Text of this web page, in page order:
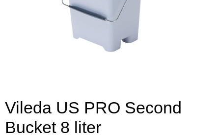
Vileda US PRO Second
Bucket 8 liter